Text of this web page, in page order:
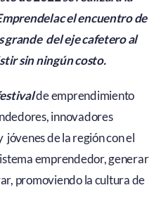
el encuentro de
del eje cafetero al
sin ningún costo.
de emprendimiento
innovadores
de la región con el
emprendedor, generar
promoviendo la cultura de